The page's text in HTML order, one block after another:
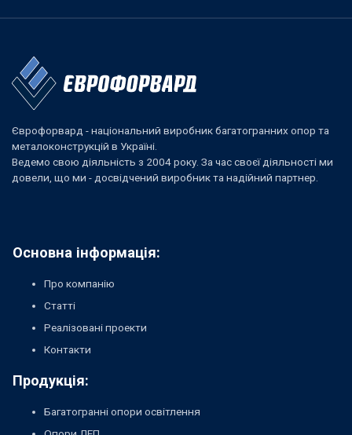
Єврофорвард - національний виробник багатогранних опор та
металоконструкцій в Україні.
Ведемо свою діяльність з 2004 року. За час своєї діяльності ми
довели, що ми - досвідчений виробник та надійний партнер.
Основна інформація:
Про компанію
Статті
Реалізовані проекти
Контакти
Продукція:
Багатогранні опори освітлення